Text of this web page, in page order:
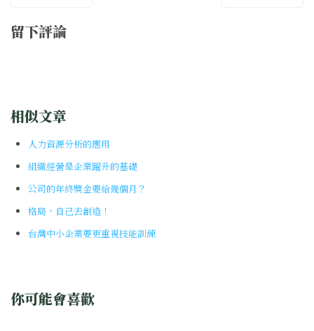
留下評論
相似文章
人力資源分析的應用
組織經營是企業躍升的基礎
公司的年終獎金要給幾個月？
格局，自己去創造！
台灣中小企業要更重視技能訓練
你可能會喜歡